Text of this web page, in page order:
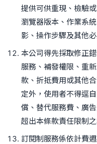
提供可供重現、檢驗
瀏覽器版本、作業系
影、操作步驟及其他必
本公司得先採取修正
服務、補發權限、重
款、折抵費用或其他
定外，使用者不得逕
償、替代服務費、廣
超出本條款責任限制之
訂閱制服務係依計費